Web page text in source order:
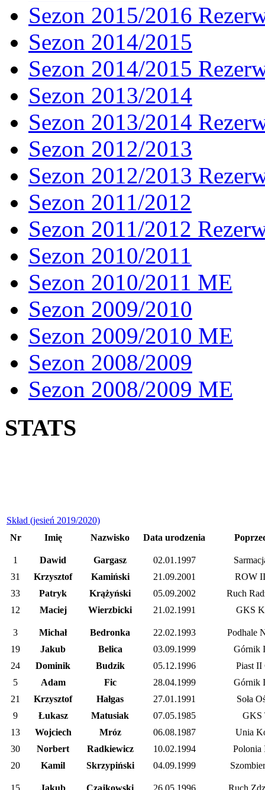
Sezon 2015/2016
Sezon 2014/2015
Sezon 2014/2015
Sezon 2013/2014
Sezon 2013/2014
Sezon 2012/2013
Sezon 2012/2013
Sezon 2011/2012
Sezon 2011/2012
Sezon 2010/2011
Sezon 2010/2011 ME
Sezon 2009/2010
Sezon 2009/2010 ME
Sezon 2008/2009
Sezon 2008/2009 ME
STATS
Skład (jesień 2019/2020)
Nr
Imię Nazwisko Data urodzenia
1 Dawid Gargasz 02.01.1997
31
Krzysztof Kamiński 21.09.2001
ROW
33
Patryk Krążyński 05.09.2002
Ruch
12
Maciej Wierzbicki 21.02.1991 GKS
3 Michał Bedronka 22.02.1993
Podhale
19
Jakub Belica 03.09.1999
Górnik
24
Dominik Budzik 05.12.1996
Piast
5
Adam Fic 28.04.1999
Górnik
21
Krzysztof Hałgas 27.01.1991
Soła
9
Łukasz Matusiak 07.05.1985
GKS
13
Wojciech Mróz 06.08.1987
Unia
30
Norbert Radkiewicz 10.02.1994
Polonia
20
Kamil Skrzypiński 04.09.1999